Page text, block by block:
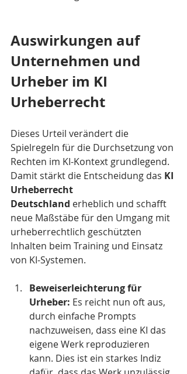
Auswirkungen auf
Unternehmen und
Urheber im KI
Urheberrecht
Dieses Urteil verändert die
Spielregeln für die Durchsetzung von
Rechten im KI-Kontext grundlegend.
Damit stärkt die Entscheidung das KI
Urheberrecht
Deutschland erheblich und schafft
neue Maßstäbe für den Umgang mit
urheberrechtlich geschützten
Inhalten beim Training und Einsatz
von KI-Systemen.
Beweiserleichterung für
Urheber: Es reicht nun oft aus,
durch einfache Prompts
nachzuweisen, dass eine KI das
eigene Werk reproduzieren
kann. Dies ist ein starkes Indiz